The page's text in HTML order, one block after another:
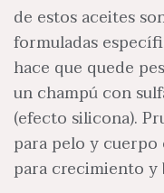
de estos aceites
formuladas
hace que quede
un champú con
(efecto silicona).
para pelo y cuerpo
para crecimiento y